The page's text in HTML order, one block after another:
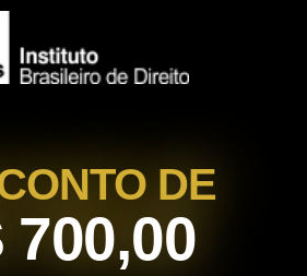
DE
700,00